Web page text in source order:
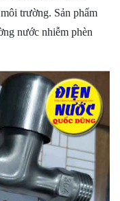
trường. Sản phẩm
nước nhiễm phèn